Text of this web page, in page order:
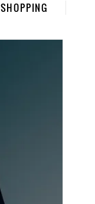
SHOPPING